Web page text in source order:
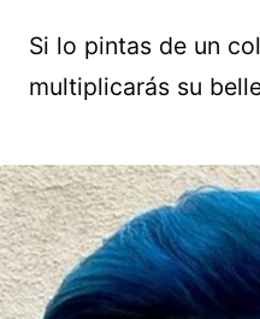
Si lo pintas de un
multiplicarás su